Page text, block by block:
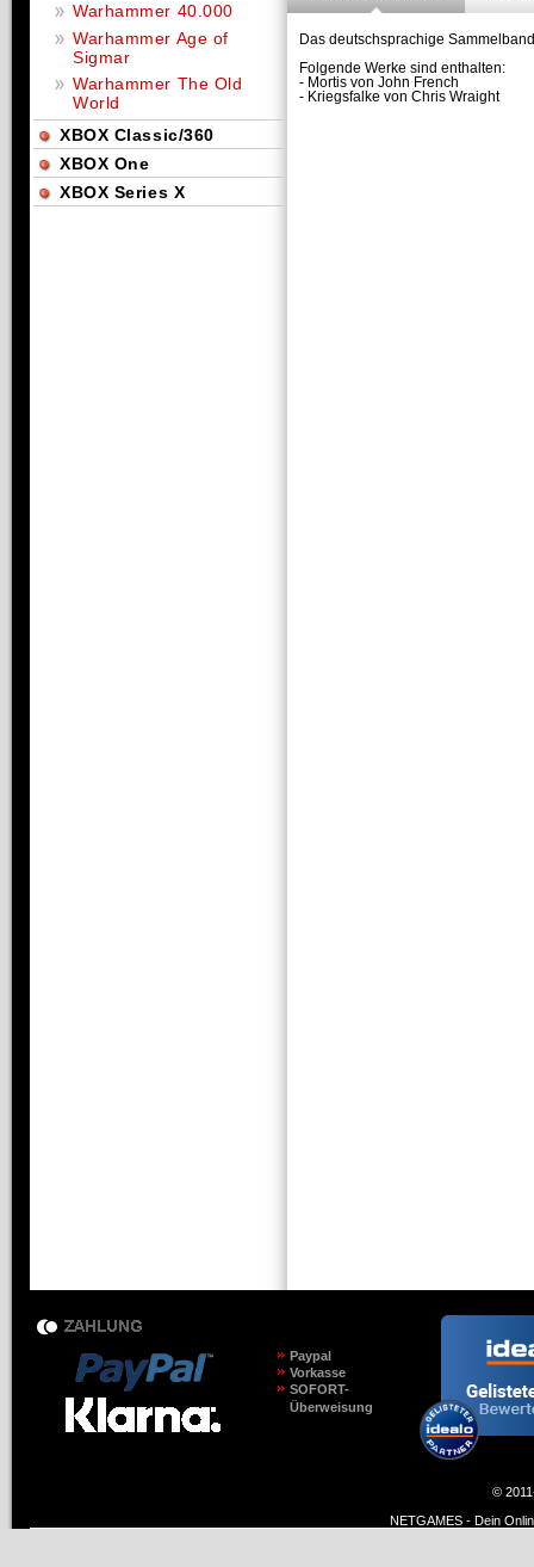
Das deutschsprachige
Folgende Werke sind enthalten:
- Mortis von John French
- Kriegsfalke von Chris Wraight
Warhammer 40.000
Warhammer Age of
Sigmar
Warhammer The Old
World
XBOX Classic/360
XBOX One
XBOX Series X
Paypal
Vorkasse
SOFORT-
Überweisung
©
NETGAMES - Dein